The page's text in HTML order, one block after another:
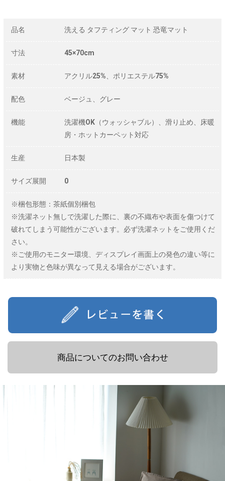
品名 洗える タフティング マット 恐竜マット
寸法 45×70cm
素材 アクリル25%、ポリエステル75%
配色 ベージュ、グレー
機能
洗濯機OK（ウォッシャブル）、滑り止め、床暖
房・ホットカーペット対応
生産 日本製
サイズ展開 0
※梱包形態：茶紙個別梱包
※洗濯ネット無しで洗濯した際に、裏の不織布や表面を傷つけて
破れてしまう可能性がございます。必ず洗濯ネットをご使用くだ
さい。
※ご使用のモニター環境、ディスプレイ画面上の発色の違い等に
より実物と色味が異なって見える場合がございます。
商品についてのお問い合わせ